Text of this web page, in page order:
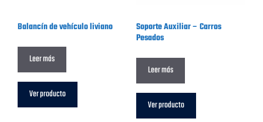
Balancín de vehículo liviano
Leer más
Ver producto
Soporte Auxiliar – Carros
Pesados
Leer más
Ver producto